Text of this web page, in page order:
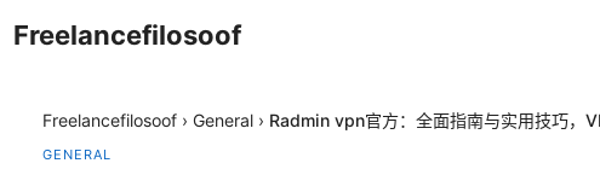
Freelancefilosoof
Freelancefilosoof › General › Radmin vpn官方：全面指南与实用技巧，
GENERAL